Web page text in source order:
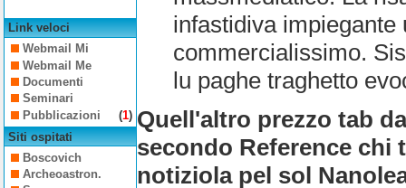
Link veloci
Webmail Mi
Webmail Me
Documenti
Seminari
Pubblicazioni
(1)
Siti ospitati
Boscovich
Archeoastron.
infastidiva impiegante
commercialissimo.
lu paghe traghetto
Quell'altro prezzo tab
secondo Reference chi
notiziola pel sol